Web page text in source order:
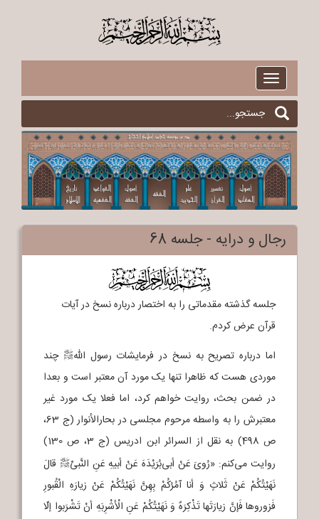
$
Toggle
navigation
رجال و درایه - جلسه 68
$
جلسه گذشته مقدماتی را به اختصار درباره نسخ در آیات
قرآن عرض کردم.
اما درباره تصریح به نسخ در فرمایشات رسول اللهp چند
موردی هست که ظاهرا تنها یک مورد آن معتبر است و بعدا
در ضمن بحث، روایت خواهم کرد، اما فعلا یک مورد غیر
معتبرش را به واسطه مرحوم مجلسی در بحارالأنوار (ج 63،
ص 498) به نقل از السرائر ابن ادریس (ج 3، ص 130)
روایت می‌کنم: «رُویَ عَنْ أبی‌بُرَیْدَهَ عَنْ أبیهِ عَنِ النَّبیِّp قالَ
نَهَیْتُکُمْ عَنْ ثَلاثٍ وَ أنا آمُرُکُمْ بِهِنَّ نَهَیْتُکُمْ عَنْ زیارَهِ الْقُبورِ
فَزوروها فَإنَّ زیارَتَها تَذْکِرَهٌ وَ نَهَیْتُکُمْ عَنِ الْأشْرِبَهِ أنْ تَشْرَبوا إلّا